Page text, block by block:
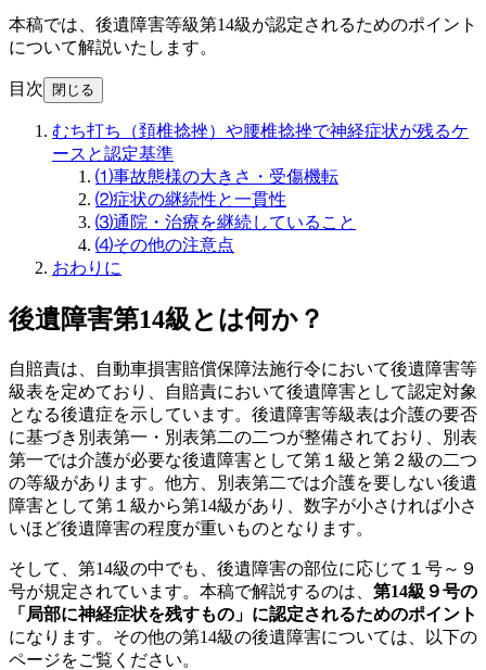
本稿では、後遺障害等級第14級が認定されるためのポイント
について解説いたします。
目次 閉じる
むち打ち（頚椎捻挫）や腰椎捻挫で神経症状が残るケ
ースと認定基準
⑴事故態様の大きさ・受傷機転
⑵症状の継続性と一貫性
⑶通院・治療を継続していること
⑷その他の注意点
おわりに
後遺障害第14級とは何か？
自賠責は、自動車損害賠償保障法施行令において後遺障害等
級表を定めており、自賠責において後遺障害として認定対象
となる後遺症を示しています。後遺障害等級表は介護の要否
に基づき別表第一・別表第二の二つが整備されており、別表
第一では介護が必要な後遺障害として第１級と第２級の二つ
の等級があります。他方、別表第二では介護を要しない後遺
障害として第１級から第14級があり、数字が小さければ小さ
いほど後遺障害の程度が重いものとなります。
そして、第14級の中でも、後遺障害の部位に応じて１号～９
号が規定されています。本稿で解説するのは、 第14級９号の
「局部に神経症状を残すもの」に認定されるためのポイント
になります。その他の第14級の後遺障害については、以下の
ページをご覧ください。